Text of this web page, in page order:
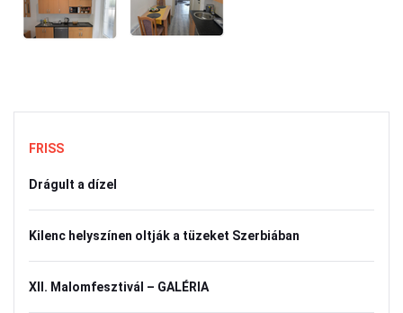
FRISS
Drágult a dízel
Kilenc helyszínen oltják a tüzeket Szerbiában
XII. Malomfesztivál – GALÉRIA